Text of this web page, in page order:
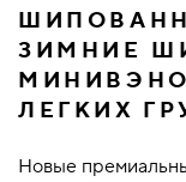
ЗИМНИЕ
ЛЕГКИХ
Новые